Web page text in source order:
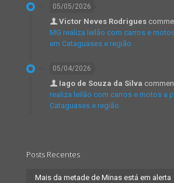
05/05/2026
Victor Neves Rodrigues
MG realiza leilão com carros e
em Cataguases e região.
05/04/2026
Iago de Souza da Silva
realiza leilão com carros e motos a
Cataguases e região.
Posts Recentes
Mais da metade de Minas está em alerta